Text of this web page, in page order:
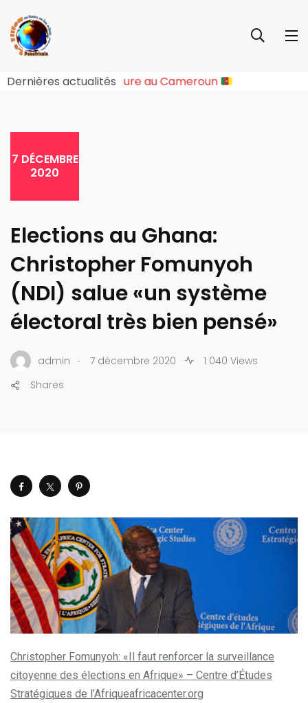
Dernières actualités
Sociopolitique Majeure au Cameroun
7 DÉCEMBRE
2020
Elections au Ghana:
Christopher Fomunyoh
(NDI) salue «un système
électoral très bien pensé»
admin . 7 décembre 2020
1 040 Views
Shares
Christopher Fomunyoh: «Il faut renforcer la surveillance
citoyenne des élections en Afrique» – Centre d’Études
Stratégiques de l’Afriqueafricacenter.org